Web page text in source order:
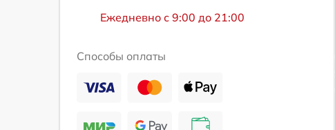
Ежедневно с 9:00 до 21:00
Способы оплаты